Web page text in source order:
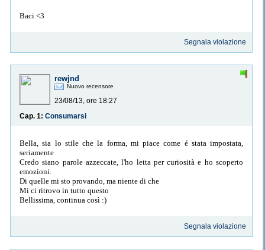
Baci <3
Segnala violazione
rewjnd
Nuovo recensore
23/08/13, ore 18:27
Cap. 1: Consumarsi
Bella, sia lo stile che la forma, mi piace come é stata impostata,
seriamente
Credo siano parole azzeccate, l'ho letta per curiosità e ho scoperto
emozioni.
Di quelle mi sto provando, ma niente di che
Mi ci ritrovo in tutto questo
Bellissima, continua così :)
Segnala violazione